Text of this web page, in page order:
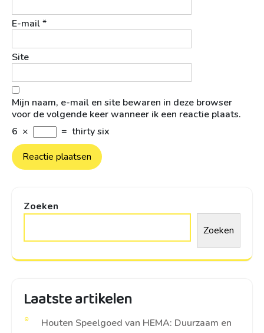
E-mail*
Site
Mijn naam, e-mail en site bewaren in deze browser
voor de volgende keer wanneer ik een reactie plaats.
6 × = thirty six
Zoeken
Zoeken
Laatste artikelen
Houten Speelgoed van HEMA: Duurzaam en